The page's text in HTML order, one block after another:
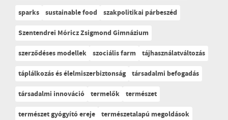
sparks sustainable food
szakpolitikai párbeszéd
Szentendrei Móricz Zsigmond Gimnázium
szerződéses modellek szociális farm tájhasználatváltozás
táplálkozás és élelmiszerbiztonság társadalmi befogadás
társadalmi innováció termelők természet
természet gyógyító ereje természetalapú megoldások